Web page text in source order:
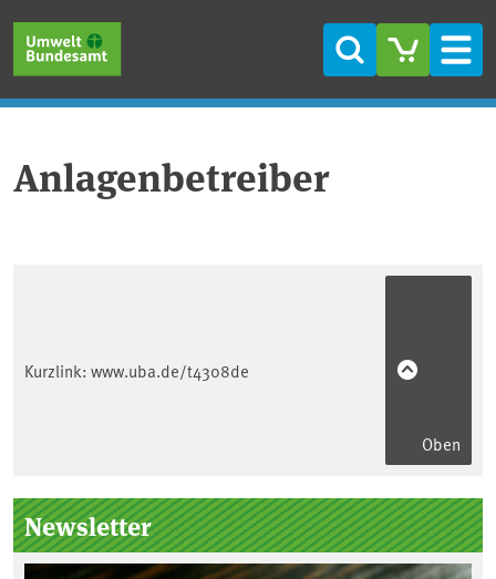
Suche
Anlagenbetreiber
Kurzlink: www.uba.de/t4308de
Oben
Seitenleiste
Newsletter